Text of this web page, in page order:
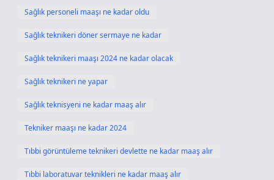
Sağlık personeli maaşı ne kadar oldu
Sağlık teknikeri döner sermaye ne kadar
Sağlık teknikeri maaşı 2024 ne kadar olacak
Sağlık teknikeri ne yapar
Sağlık teknisyeni ne kadar maaş alır
Tekniker maaşı ne kadar 2024
Tıbbi görüntüleme teknikeri devlette ne kadar maaş alır
Tıbbi laboratuvar teknikleri ne kadar maaş alır